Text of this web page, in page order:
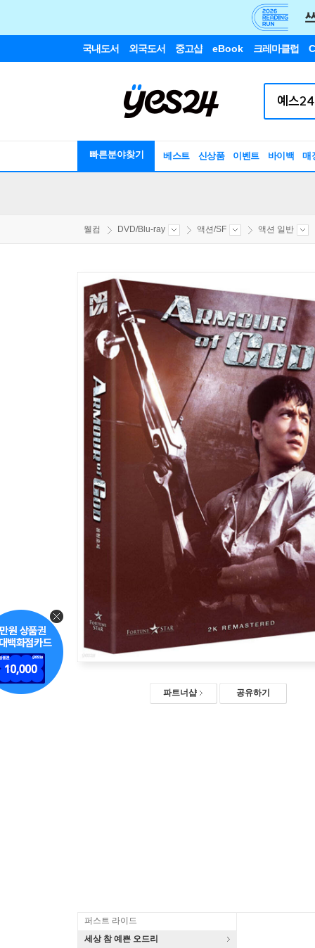
국내도서 외국도서 중고샵 eBook 크레마클럽
빠른분야찾기 베스트 신상품 이벤트 바이백 매
웰컴 DVD/Blu-ray 액션/SF 액션 일반
파트너샵 공유하기
퍼스트 라이드
세상 참 예쁜 오드리